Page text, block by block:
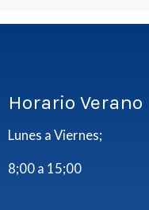
Horario Verano
Lunes a Viernes;
8;00 a 15;00